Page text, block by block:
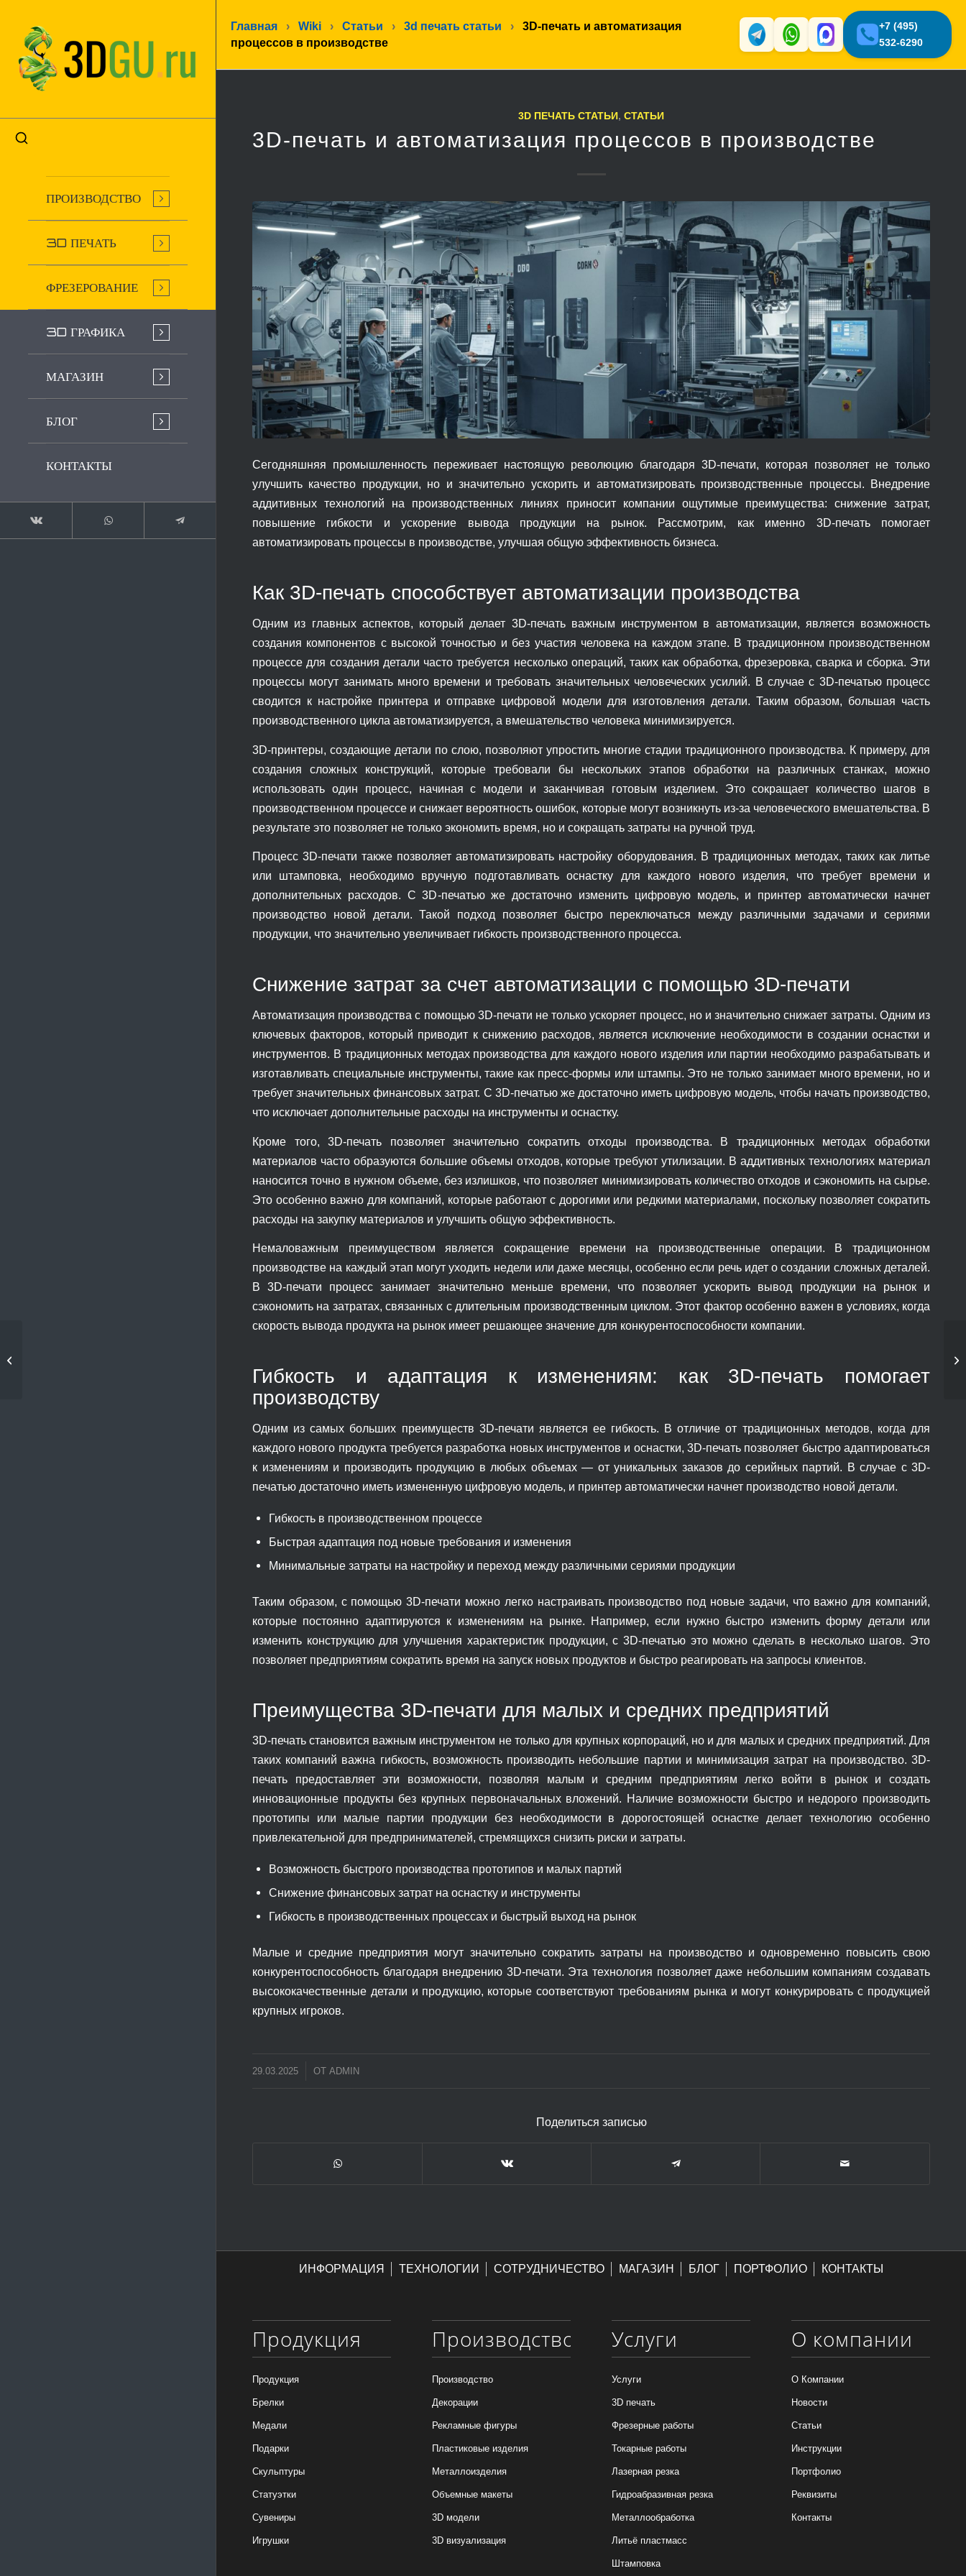
ПРОИЗВОДСТВО
3D ПЕЧАТЬ
ФРЕЗЕРОВАНИЕ
3D ГРАФИКА
МАГАЗИН
БЛОГ
КОНТАКТЫ
Главная › Wiki › Статьи › 3d печать статьи ›
3D-печать и автоматизация
процессов в производстве
+7 (495)
532-6290
3D ПЕЧАТЬ СТАТЬИ, СТАТЬИ
3D-печать и автоматизация процессов в производстве
Сегодняшняя промышленность переживает настоящую революцию благодаря 3D-печати, которая позволяет не только
улучшить качество продукции, но и значительно ускорить и автоматизировать производственные процессы. Внедрение
аддитивных технологий на производственных линиях приносит компании ощутимые преимущества: снижение затрат,
повышение гибкости и ускорение вывода продукции на рынок. Рассмотрим, как именно 3D-печать помогает
автоматизировать процессы в производстве, улучшая общую эффективность бизнеса.
Как 3D-печать способствует автоматизации производства
Одним из главных аспектов, который делает 3D-печать важным инструментом в автоматизации, является возможность
создания компонентов с высокой точностью и без участия человека на каждом этапе. В традиционном производственном
процессе для создания детали часто требуется несколько операций, таких как обработка, фрезеровка, сварка и сборка. Эти
процессы могут занимать много времени и требовать значительных человеческих усилий. В случае с 3D-печатью процесс
сводится к настройке принтера и отправке цифровой модели для изготовления детали. Таким образом, большая часть
производственного цикла автоматизируется, а вмешательство человека минимизируется.
3D-принтеры, создающие детали по слою, позволяют упростить многие стадии традиционного производства. К примеру, для
создания сложных конструкций, которые требовали бы нескольких этапов обработки на различных станках, можно
использовать один процесс, начиная с модели и заканчивая готовым изделием. Это сокращает количество шагов в
производственном процессе и снижает вероятность ошибок, которые могут возникнуть из-за человеческого вмешательства. В
результате это позволяет не только экономить время, но и сокращать затраты на ручной труд.
Процесс 3D-печати также позволяет автоматизировать настройку оборудования. В традиционных методах, таких как литье
или штамповка, необходимо вручную подготавливать оснастку для каждого нового изделия, что требует времени и
дополнительных расходов. С 3D-печатью же достаточно изменить цифровую модель, и принтер автоматически начнет
производство новой детали. Такой подход позволяет быстро переключаться между различными задачами и сериями
продукции, что значительно увеличивает гибкость производственного процесса.
Снижение затрат за счет автоматизации с помощью 3D-печати
Автоматизация производства с помощью 3D-печати не только ускоряет процесс, но и значительно снижает затраты. Одним из
ключевых факторов, который приводит к снижению расходов, является исключение необходимости в создании оснастки и
инструментов. В традиционных методах производства для каждого нового изделия или партии необходимо разрабатывать и
изготавливать специальные инструменты, такие как пресс-формы или штампы. Это не только занимает много времени, но и
требует значительных финансовых затрат. С 3D-печатью же достаточно иметь цифровую модель, чтобы начать производство,
что исключает дополнительные расходы на инструменты и оснастку.
Кроме того, 3D-печать позволяет значительно сократить отходы производства. В традиционных методах обработки
материалов часто образуются большие объемы отходов, которые требуют утилизации. В аддитивных технологиях материал
наносится точно в нужном объеме, без излишков, что позволяет минимизировать количество отходов и сэкономить на сырье.
Это особенно важно для компаний, которые работают с дорогими или редкими материалами, поскольку позволяет сократить
расходы на закупку материалов и улучшить общую эффективность.
Немаловажным преимуществом является сокращение времени на производственные операции. В традиционном
производстве на каждый этап могут уходить недели или даже месяцы, особенно если речь идет о создании сложных деталей.
В 3D-печати процесс занимает значительно меньше времени, что позволяет ускорить вывод продукции на рынок и
сэкономить на затратах, связанных с длительным производственным циклом. Этот фактор особенно важен в условиях, когда
скорость вывода продукта на рынок имеет решающее значение для конкурентоспособности компании.
Гибкость и адаптация к изменениям: как 3D-печать помогает
производству
Одним из самых больших преимуществ 3D-печати является ее гибкость. В отличие от традиционных методов, когда для
каждого нового продукта требуется разработка новых инструментов и оснастки, 3D-печать позволяет быстро адаптироваться
к изменениям и производить продукцию в любых объемах — от уникальных заказов до серийных партий. В случае с 3D-
печатью достаточно иметь измененную цифровую модель, и принтер автоматически начнет производство новой детали.
Гибкость в производственном процессе
Быстрая адаптация под новые требования и изменения
Минимальные затраты на настройку и переход между различными сериями продукции
Таким образом, с помощью 3D-печати можно легко настраивать производство под новые задачи, что важно для компаний,
которые постоянно адаптируются к изменениям на рынке. Например, если нужно быстро изменить форму детали или
изменить конструкцию для улучшения характеристик продукции, с 3D-печатью это можно сделать в несколько шагов. Это
позволяет предприятиям сократить время на запуск новых продуктов и быстро реагировать на запросы клиентов.
Преимущества 3D-печати для малых и средних предприятий
3D-печать становится важным инструментом не только для крупных корпораций, но и для малых и средних предприятий. Для
таких компаний важна гибкость, возможность производить небольшие партии и минимизация затрат на производство. 3D-
печать предоставляет эти возможности, позволяя малым и средним предприятиям легко войти в рынок и создать
инновационные продукты без крупных первоначальных вложений. Наличие возможности быстро и недорого производить
прототипы или малые партии продукции без необходимости в дорогостоящей оснастке делает технологию особенно
привлекательной для предпринимателей, стремящихся снизить риски и затраты.
Возможность быстрого производства прототипов и малых партий
Снижение финансовых затрат на оснастку и инструменты
Гибкость в производственных процессах и быстрый выход на рынок
Малые и средние предприятия могут значительно сократить затраты на производство и одновременно повысить свою
конкурентоспособность благодаря внедрению 3D-печати. Эта технология позволяет даже небольшим компаниям создавать
высококачественные детали и продукцию, которые соответствуют требованиям рынка и могут конкурировать с продукцией
крупных игроков.
29.03.2025 ОТ ADMIN
Поделиться записью
ИНФОРМАЦИЯ ТЕХНОЛОГИИ СОТРУДНИЧЕСТВО МАГАЗИН БЛОГ ПОРТФОЛИО КОНТАКТЫ
Продукция
Продукция
Брелки
Медали
Подарки
Скульптуры
Статуэтки
Сувениры
Игрушки
Производство
Производство
Декорации
Рекламные фигуры
Пластиковые изделия
Металлоизделия
Объемные макеты
3D модели
3D визуализация
Услуги
Услуги
3D печать
Фрезерные работы
Токарные работы
Лазерная резка
Гидроабразивная резка
Металлообработка
Литьё пластмасс
Штамповка
О компании
О Компании
Новости
Статьи
Инструкции
Портфолио
Реквизиты
Контакты